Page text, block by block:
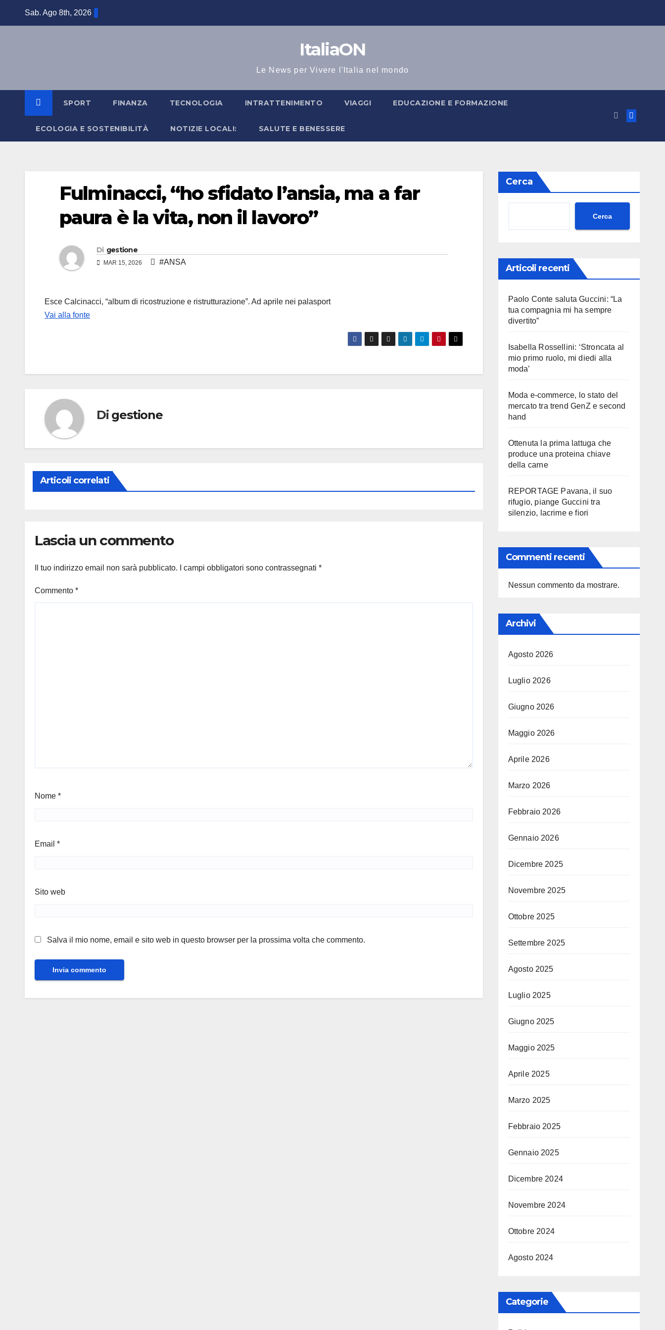
Sab. Ago 8th, 2026
ItaliaON
Le News per Vivere l'Italia nel mondo
SPORT FINANZA TECNOLOGIA INTRATTENIMENTO VIAGGI EDUCAZIONE E FORMAZIONE
ECOLOGIA E SOSTENIBILITÀ NOTIZIE LOCALI: SALUTE E BENESSERE
Fulminacci, “ho sfidato l’ansia, ma a far
paura è la vita, non il lavoro”
Di gestione
MAR 15, 2026 #ANSA
Esce Calcinacci, “album di ricostruzione e ristrutturazione”. Ad aprile nei palasport
Vai alla fonte
Di gestione
Articoli correlati
Lascia un commento
Il tuo indirizzo email non sarà pubblicato. I campi obbligatori sono contrassegnati *
Commento *
Nome *
Email *
Sito web
Salva il mio nome, email e sito web in questo browser per la prossima volta che commento.
Cerca
Cerca
Articoli recenti
Paolo Conte saluta Guccini: “La
tua compagnia mi ha sempre
divertito”
Isabella Rossellini: ‘Stroncata al
mio primo ruolo, mi diedi alla
moda’
Moda e-commerce, lo stato del
mercato tra trend GenZ e second
hand
Ottenuta la prima lattuga che
produce una proteina chiave
della carne
REPORTAGE Pavana, il suo
rifugio, piange Guccini tra
silenzio, lacrime e fiori
Commenti recenti
Nessun commento da mostrare.
Archivi
Agosto 2026
Luglio 2026
Giugno 2026
Maggio 2026
Aprile 2026
Marzo 2026
Febbraio 2026
Gennaio 2026
Dicembre 2025
Novembre 2025
Ottobre 2025
Settembre 2025
Agosto 2025
Luglio 2025
Giugno 2025
Maggio 2025
Aprile 2025
Marzo 2025
Febbraio 2025
Gennaio 2025
Dicembre 2024
Novembre 2024
Ottobre 2024
Agosto 2024
Categorie